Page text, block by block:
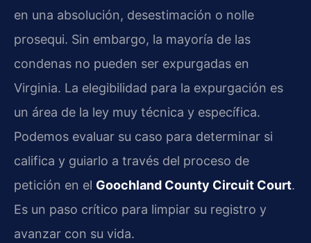
en una absolución, desestimación o nolle
prosequi. Sin embargo, la mayoría de las
condenas no pueden ser expurgadas en
Virginia. La elegibilidad para la expurgación es
un área de la ley muy técnica y específica.
Podemos evaluar su caso para determinar si
califica y guiarlo a través del proceso de
petición en el Goochland County Circuit Court.
Es un paso crítico para limpiar su registro y
avanzar con su vida.